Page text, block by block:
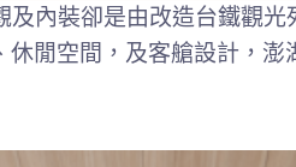
內裝卻是由改造台鐵觀光
閒空間，及客艙設計，澎